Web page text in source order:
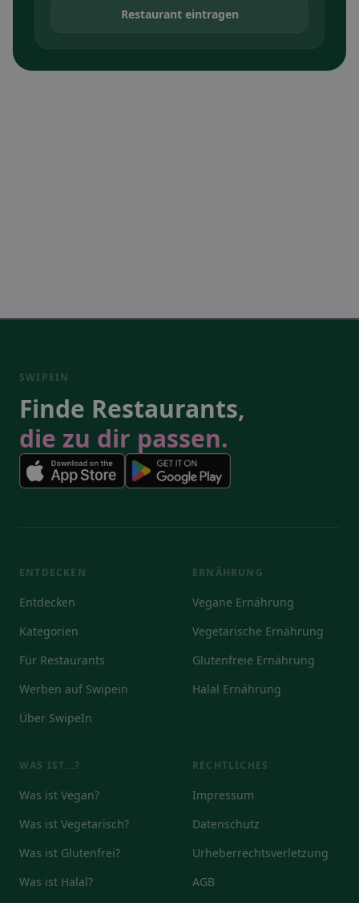
Restaurant eintragen
SWIPEIN
Finde Restaurants,
die zu dir passen.
ENTDECKEN
Entdecken
Kategorien
Für Restaurants
Werben auf Swipein
Über SwipeIn
ERNÄHRUNG
Vegane Ernährung
Vegetarische Ernährung
Glutenfreie Ernährung
Halal Ernährung
WAS IST...?
Was ist Vegan?
Was ist Vegetarisch?
Was ist Glutenfrei?
Was ist Halal?
RECHTLICHES
Impressum
Datenschutz
Urheberrechtsverletzung
AGB